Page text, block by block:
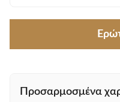
Προσαρμοσμένα